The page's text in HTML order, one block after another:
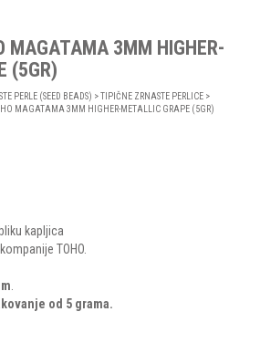
MAGATAMA 3MM HIGHER-
(5GR)
PERLE (SEED BEADS) >TIPIČNE ZRNASTE PERLICE >
MAGATAMA 3MM HIGHER-METALLIC GRAPE (5GR)
kapljica
TOHO.
od 5 grama.